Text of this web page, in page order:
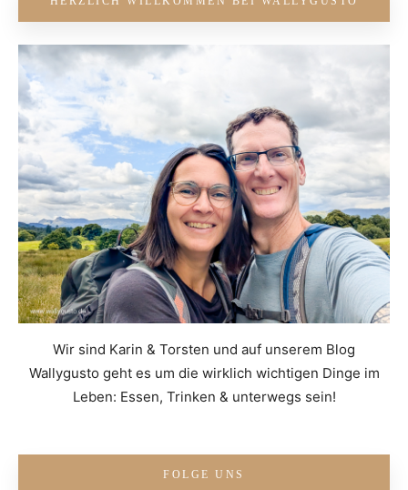
Wir sind Karin & Torsten und auf unserem Blog
Wallygusto geht es um die wirklich wichtigen Dinge im
Leben: Essen, Trinken & unterwegs sein!
FOLGE UNS